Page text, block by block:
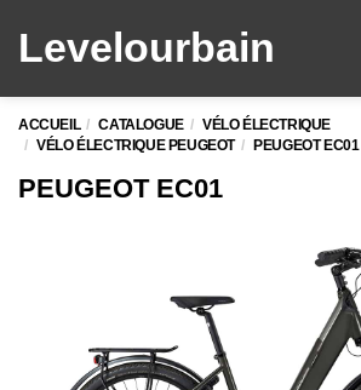
Levelourbain
ACCUEIL CATALOGUE
VÉLO ÉLECTRIQUE
VÉLO ÉLECTRIQUE PEUGEOT
PEUGEOT EC01
PEUGEOT EC01